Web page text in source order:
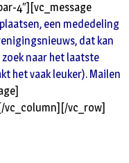
4″][vc_message
een mededeling
dat kan
naar het laatste
het vaak leuker). Mailen
vc_row]